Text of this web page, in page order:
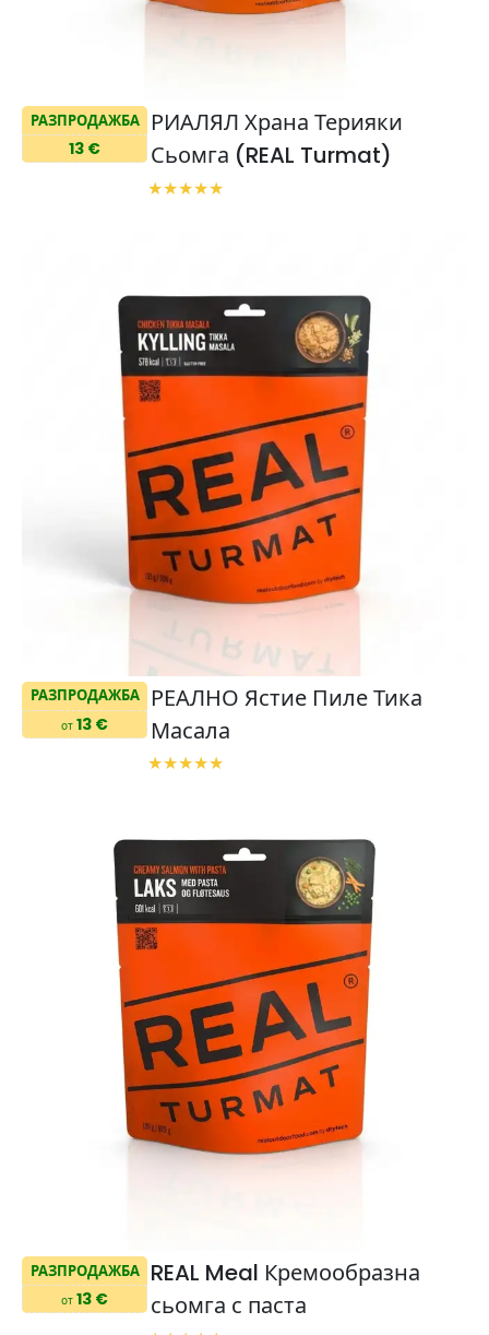
РАЗПРОДАЖБА
13 €
РИАЛЯЛ Храна Терияки
Сьомга (REAL Turmat)
РАЗПРОДАЖБА
от 13 €
РЕАЛНО Ястие Пиле Тика
Масала
РАЗПРОДАЖБА
от 13 €
REAL Meal Кремообразна
сьомга с паста